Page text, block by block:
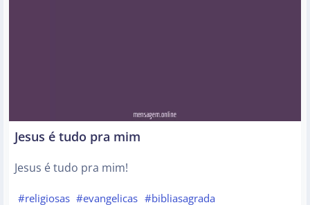
Jesus é tudo pra mim
Jesus é tudo pra mim!
#religiosas #evangelicas #bibliasagrada